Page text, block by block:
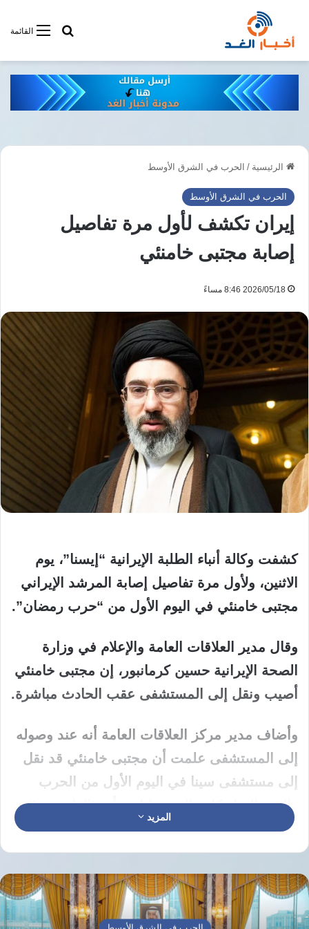
القائمةأبحت فى
الرئيسية / الحرب في الشرق الأوسط
الحرب في الشرق الأوسط
إيران تكشف لأول مرة تفاصيل
إصابة مجتبى خامنئي
2026/05/18 8:46 مساءً
كشفت وكالة أنباء الطلبة الإيرانية “إيسنا”، يوم
الاثنين، ولأول مرة تفاصيل إصابة المرشد الإيراني
مجتبى خامنئي في اليوم الأول من “حرب رمضان”.
وقال مدير العلاقات العامة والإعلام في وزارة
الصحة الإيرانية حسين كرمانبور، إن مجتبى خامنئي
أصيب ونقل إلى المستشفى عقب الحادث مباشرة.
وأضاف مدیر مرکز العلاقات العامة أنه عند وصوله
إلى المستشفى علمت أن مجتبى خامنئي قد نقل
إلى مستشفى سینا في الیوم الأول من الحرب
والخبر السار كان بالنسبة لنا هو أن “القائد حي”.
الثورة إصابة بالغة، لكن من الطبيعي أن يصاب من
يتواجد في موقع حادث كهذا بجروح عدة.
المزيد